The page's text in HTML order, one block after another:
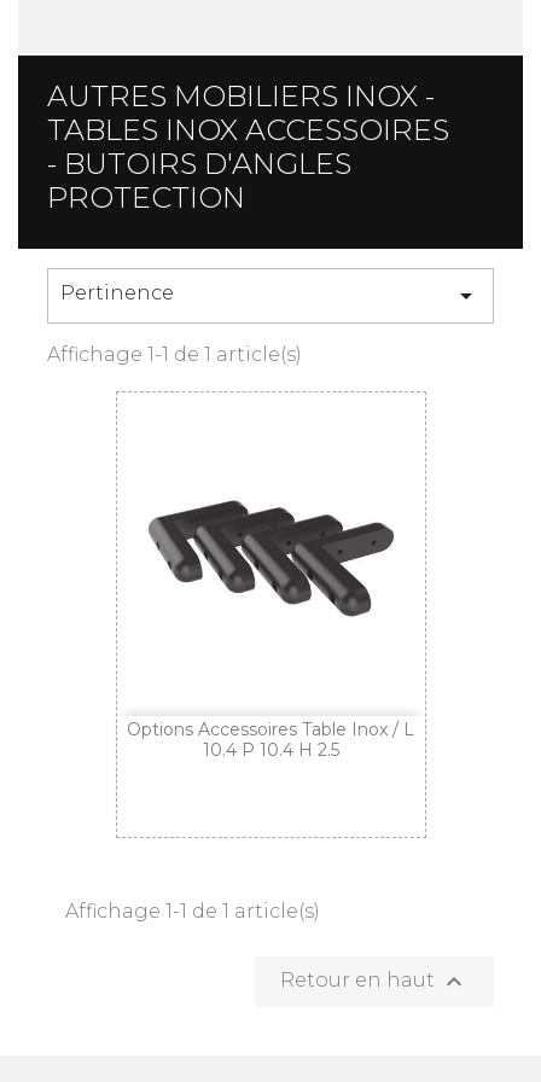
AUTRES MOBILIERS INOX -
TABLES INOX ACCESSOIRES
- BUTOIRS D'ANGLES
PROTECTION
Pertinence 
Affichage 1-1 de 1 article(s)
Options Accessoires Table Inox / L
10.4 P 10.4 H 2.5
Affichage 1-1 de 1 article(s)
Retour en haut 